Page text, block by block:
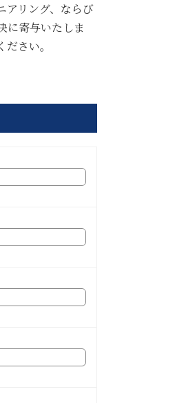
アリング、ならび
に寄与いたしま
さい。